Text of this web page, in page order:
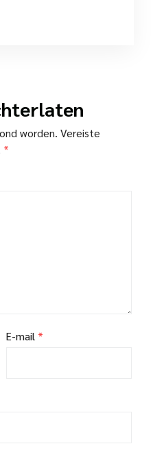
worden. Vereiste
*
E-mail *